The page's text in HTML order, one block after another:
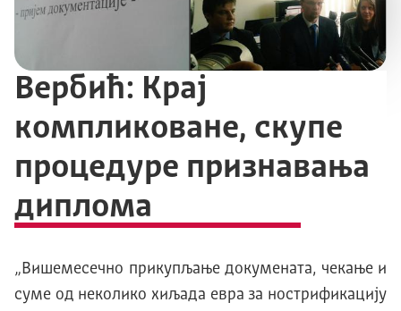
Вербић: Крај
компликоване, скупе
процедуре признавања
диплома
„Вишемесечно прикупљање докумената, чекање и
суме од неколико хиљада евра за нострификацију